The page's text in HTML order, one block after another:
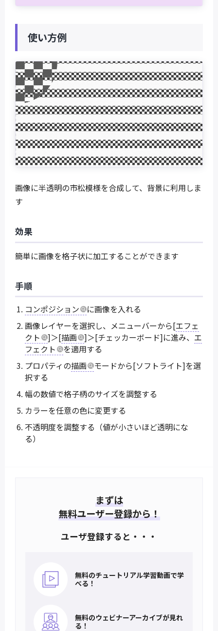
使い方例
画像に半透明の市松模様を合成して、背景に利用しま
す
効果
簡単に画像を格子状に加工することができます
手順
コンポジション
に画像を入れる
画像レイヤーを選択し、メニューバーから[エフェ
クト
]＞[描画 ]＞[チェッカーボード]に進み、 エ
フェクト
を適用する
プロパティの描画
モードから[ソフトライト]を選
択する
幅の数値で格子柄のサイズを調整する
カラーを任意の色に変更する
不透明度を調整する（値が小さいほど透明にな
る）
まずは
無料ユーザー登録から！
ユーザ登録すると・・・
無料のチュートリアル学習動画で学
べる！
無料のウェビナーアーカイブが見れ
る！